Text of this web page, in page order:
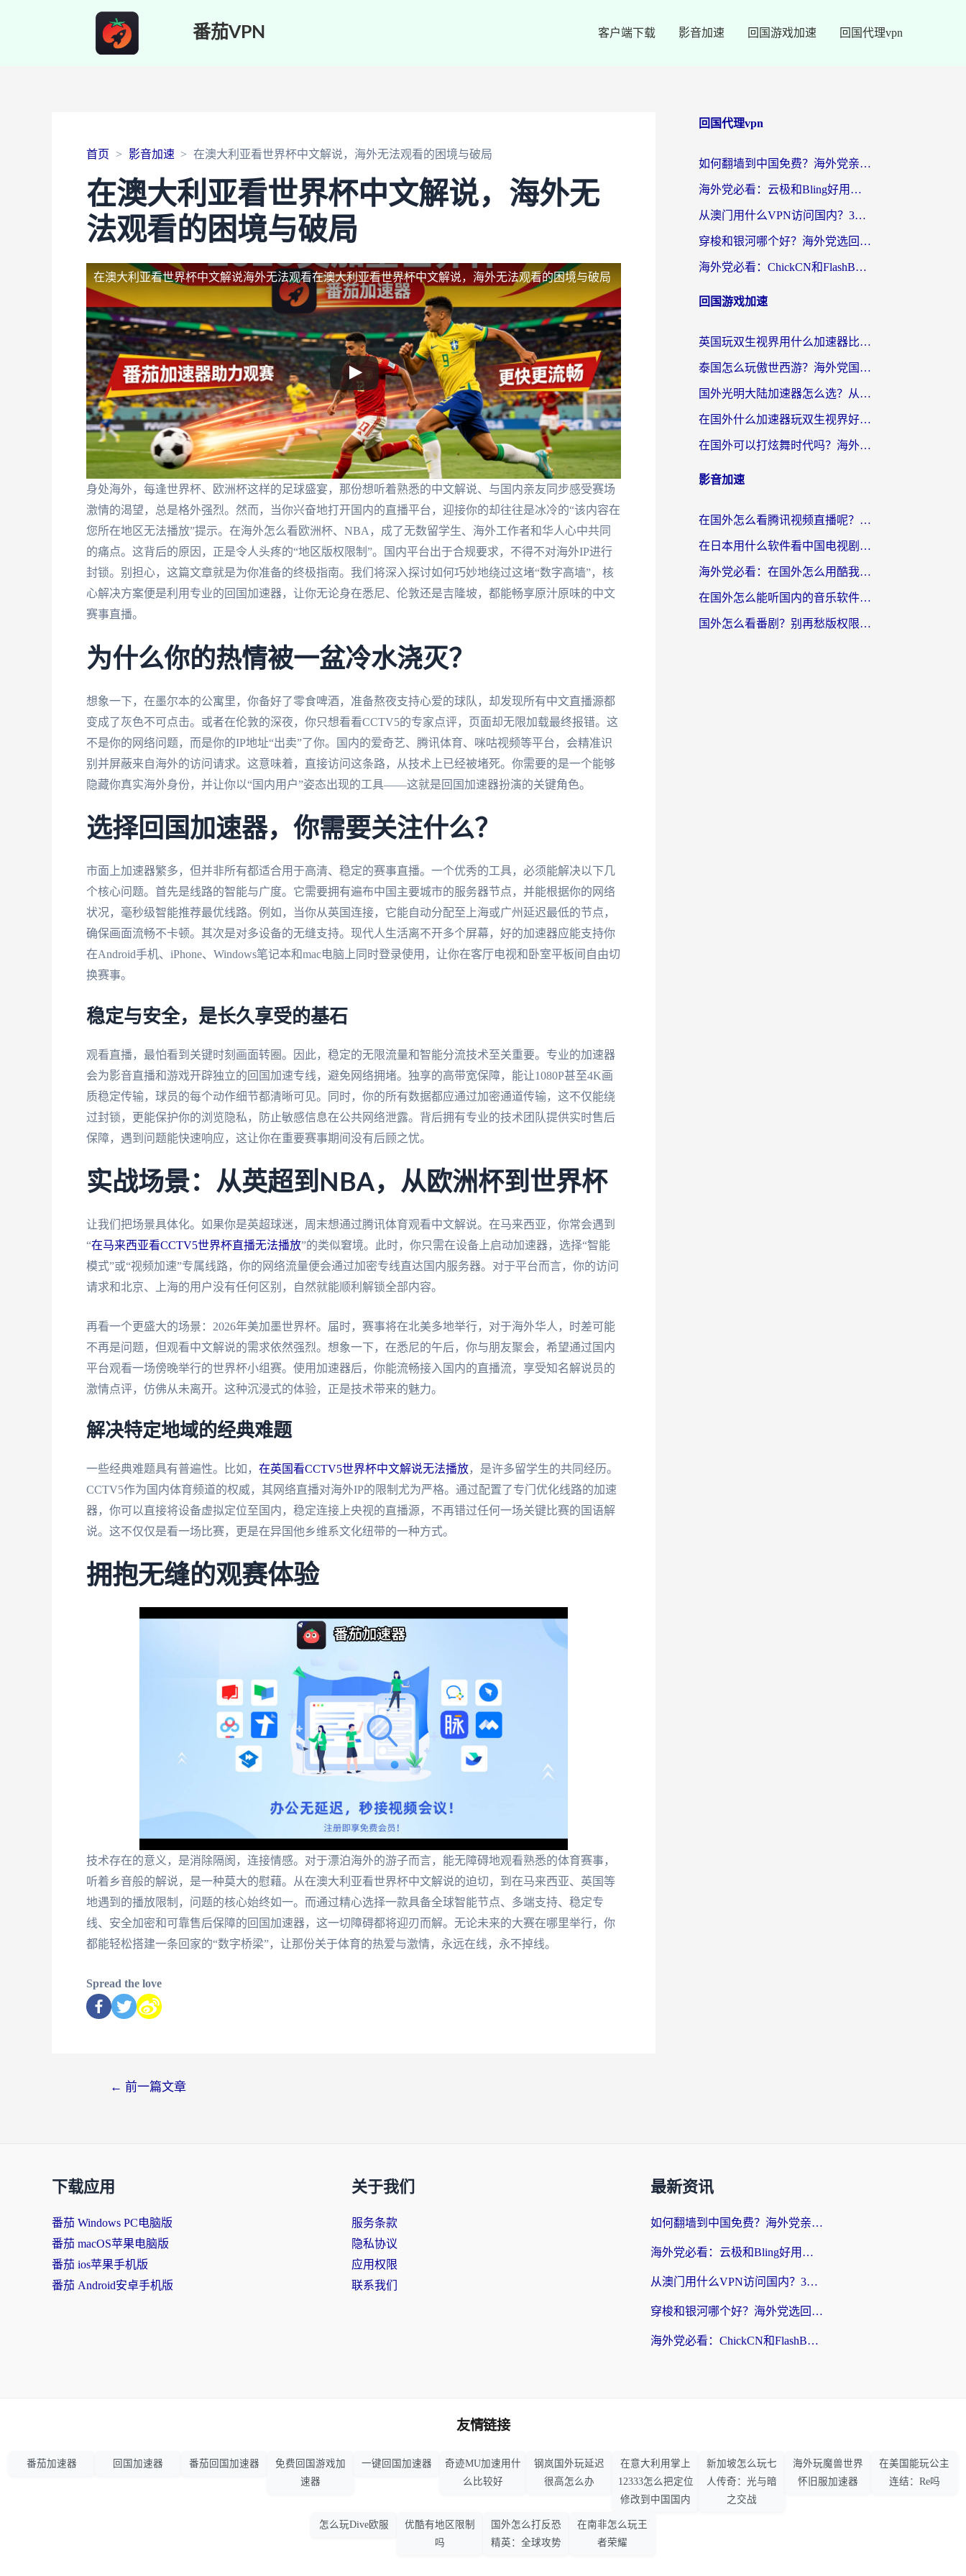
番茄VPN 客户端下载 影音加速 回国游戏加速 回国代理vpn
首页 影音加速 在澳大利亚看世界杯中文解说，海外无法观看的困境与破局
在澳大利亚看世界杯中文解说，海外无
法观看的困境与破局
在澳大利亚看世界杯中文解说海外无法观看在澳大利亚看世界杯中文解说，海外无法观看的困境与破局
身处海外，每逢世界杯、欧洲杯这样的足球盛宴，那份想听着熟悉的中文解说、与国内亲友同步感受赛场
激情的渴望，总是格外强烈。然而，当你兴奋地打开国内的直播平台，迎接你的却往往是冰冷的“该内容在
您所在地区无法播放”提示。在海外怎么看欧洲杯、NBA，成了无数留学生、海外工作者和华人心中共同
的痛点。这背后的原因，正是令人头疼的“地区版权限制”。国内平台出于合规要求，不得不对海外IP进行
封锁。别担心，这篇文章就是为你准备的终极指南。我们将深入探讨如何巧妙地绕过这堵“数字高墙”，核
心解决方案便是利用专业的回国加速器，让你无论身在悉尼、伦敦还是吉隆坡，都能畅享原汁原味的中文
赛事直播。
为什么你的热情被一盆冷水浇灭？
想象一下，在墨尔本的公寓里，你备好了零食啤酒，准备熬夜支持心爱的球队，却发现所有中文直播源都
变成了灰色不可点击。或者在伦敦的深夜，你只想看看CCTV5的专家点评，页面却无限加载最终报错。这
不是你的网络问题，而是你的IP地址“出卖”了你。国内的爱奇艺、腾讯体育、咪咕视频等平台，会精准识
别并屏蔽来自海外的访问请求。这意味着，直接访问这条路，从技术上已经被堵死。你需要的是一个能够
隐藏你真实海外身份，并让你以“国内用户”姿态出现的工具——这就是回国加速器扮演的关键角色。
选择回国加速器，你需要关注什么？
市面上加速器繁多，但并非所有都适合用于高清、稳定的赛事直播。一个优秀的工具，必须能解决以下几
个核心问题。首先是线路的智能与广度。它需要拥有遍布中国主要城市的服务器节点，并能根据你的网络
状况，毫秒级智能推荐最优线路。例如，当你从英国连接，它能自动分配至上海或广州延迟最低的节点，
确保画面流畅不卡顿。其次是对多设备的无缝支持。现代人生活离不开多个屏幕，好的加速器应能支持你
在Android手机、iPhone、Windows笔记本和mac电脑上同时登录使用，让你在客厅电视和卧室平板间自由切
换赛事。
稳定与安全，是长久享受的基石
观看直播，最怕看到关键时刻画面转圈。因此，稳定的无限流量和智能分流技术至关重要。专业的加速器
会为影音直播和游戏开辟独立的回国加速专线，避免网络拥堵。独享的高带宽保障，能让1080P甚至4K画
质稳定传输，球员的每个动作细节都清晰可见。同时，你的所有数据都应通过加密通道传输，这不仅能绕
过封锁，更能保护你的浏览隐私，防止敏感信息在公共网络泄露。背后拥有专业的技术团队提供实时售后
保障，遇到问题能快速响应，这让你在重要赛事期间没有后顾之忧。
实战场景：从英超到NBA，从欧洲杯到世界杯
让我们把场景具体化。如果你是英超球迷，周末想通过腾讯体育观看中文解说。在马来西亚，你常会遇到
“在马来西亚看CCTV5世界杯直播无法播放”的类似窘境。此时，你只需在设备上启动加速器，选择“智能
模式”或“视频加速”专属线路，你的网络流量便会通过加密专线直达国内服务器。对于平台而言，你的访问
请求和北京、上海的用户没有任何区别，自然就能顺利解锁全部内容。
再看一个更盛大的场景：2026年美加墨世界杯。届时，赛事将在北美多地举行，对于海外华人，时差可能
不再是问题，但观看中文解说的需求依然强烈。想象一下，在悉尼的午后，你与朋友聚会，希望通过国内
平台观看一场傍晚举行的世界杯小组赛。使用加速器后，你能流畅接入国内的直播流，享受知名解说员的
激情点评，仿佛从未离开。这种沉浸式的体验，正是技术带来的魅力。
解决特定地域的经典难题
一些经典难题具有普遍性。比如， 在英国看CCTV5世界杯中文解说无法播放，是许多留学生的共同经历。
CCTV5作为国内体育频道的权威，其网络直播对海外IP的限制尤为严格。通过配置了专门优化线路的加速
器，你可以直接将设备虚拟定位至国内，稳定连接上央视的直播源，不再错过任何一场关键比赛的国语解
说。这不仅仅是看一场比赛，更是在异国他乡维系文化纽带的一种方式。
拥抱无缝的观赛体验
技术存在的意义，是消除隔阂，连接情感。对于漂泊海外的游子而言，能无障碍地观看熟悉的体育赛事，
听着乡音般的解说，是一种莫大的慰藉。从在澳大利亚看世界杯中文解说的迫切，到在马来西亚、英国等
地遇到的播放限制，问题的核心始终如一。而通过精心选择一款具备全球智能节点、多端支持、稳定专
线、安全加密和可靠售后保障的回国加速器，这一切障碍都将迎刃而解。无论未来的大赛在哪里举行，你
都能轻松搭建一条回家的“数字桥梁”，让那份关于体育的热爱与激情，永远在线，永不掉线。
Spread the love
← 前一篇文章
回国代理vpn
如何翻墙到中国免费？海外党亲测：从踩坑到选对加速器的全攻略
海外党必看：云极和Bling好用吗？3分钟教你选对回国加速器
从澳门用什么VPN访问国内？3个实用标准帮你避开坑，无缝刷剧听歌
穿梭和银河哪个好？海外党选回国加速器的避坑指南，附番茄加速器实测体验
海外党必看：ChickCN和FlashBack好用吗？3招教你选对回国加速器（附云极、HomeCN、斧牛vs艾果对比）
回国游戏加速
英国玩双生视界用什么加速器比较好？海外党亲测有效的国服游戏加速方案
泰国怎么玩傲世西游？海外党国服游戏加速终极攻略（附光明大陆量子特攻实测）
国外光明大陆加速器怎么选？从卡顿到丝滑的终极指南（含德国玩走开外星人墨西哥玩俄罗斯方块技巧）
在国外什么加速器玩双生视界好用？海外党亲测不踩坑的终极指南
在国外可以打炫舞时代吗？海外玩家国服游戏加速全攻略（附实测推荐）
影音加速
在国外怎么看腾讯视频直播呢？留学生亲测有效的回国加速指南
在日本用什么软件看中国电视剧呢？留学生亲测有效的回国加速方案
海外党必看：在国外怎么用酷我音乐听音乐？告别“地区不支持”的实用指南
在国外怎么能听国内的音乐软件？别让版权限制断了你的“中文歌单”
国外怎么看番剧？别再愁版权限制！一个工具解决所有回国追剧难题
下载应用
番茄 Windows PC电脑版
番茄 macOS苹果电脑版
番茄 ios苹果手机版
番茄 Android安卓手机版
关于我们
服务条款
隐私协议
应用权限
联系我们
最新资讯
如何翻墙到中国免费？海外党亲测：从踩坑到选对加速器的全攻略
海外党必看：云极和Bling好用吗？3分钟教你选对回国加速器
从澳门用什么VPN访问国内？3个实用标准帮你避开坑，无缝刷剧听歌
穿梭和银河哪个好？海外党选回国加速器的避坑指南，附番茄加速器实测体验
海外党必看：ChickCN和FlashBack好用吗？3招教你选对回国加速器（附云极、HomeCN、斧牛vs艾果对比）
友情链接
番茄加速器 回国加速器 番茄回国加速器
免费回国游戏加
速器
一键回国加速器
奇迹MU加速用什
么比较好
钢岚国外玩延迟
很高怎么办
在意大利用掌上
12333怎么把定位
修改到中国国内
新加坡怎么玩七
人传奇：光与暗
之交战
海外玩魔兽世界
怀旧服加速器
在美国能玩公主
连结：Re吗
怎么玩Dive欧服
优酷有地区限制
吗
国外怎么打反恐
精英：全球攻势
在南非怎么玩王
者荣耀